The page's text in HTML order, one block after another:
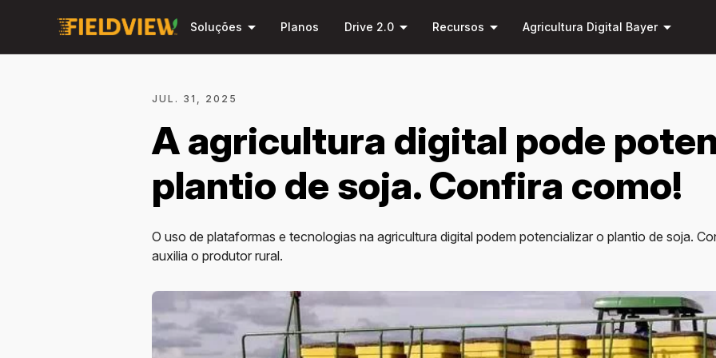
para o
principal
Soluções arrow_drop_down Planos Drive 2.0 arrow_drop_down Recursos arrow_drop_down Agricultura Digital Bayerarrow_drop_down
JUL. 31, 2025
A agricultura digital pode
plantio de soja. Confira como!
O uso de plataformas e tecnologias na agricultura digital podem potencializar o plantio de soja.
auxilia o produtor rural.